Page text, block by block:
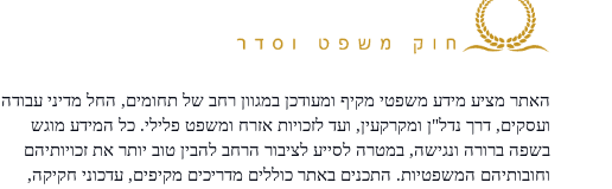
האתר מציע מידע משפטי מקיף ומעודכן במגוון רחב של תחומים, החל מדיני עבודה
ועסקים, דרך נדל"ן ומקרקעין, ועד לזכויות אזרח ומשפט פלילי. כל המידע מוגש
בשפה ברורה ונגישה, במטרה לסייע לציבור הרחב להבין טוב יותר את זכויותיהם
וחובותיהם המשפטיות. התכנים באתר כוללים מדריכים מקיפים, עדכוני חקיקה,